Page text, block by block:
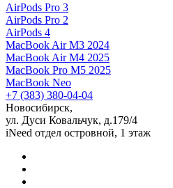
AirPods Pro 3
AirPods Pro 2
AirPods 4
MacBook Air M3 2024
MacBook Air M4 2025
MacBook Pro M5 2025
MacBook Neo
+7 (383) 380-04-04
Новосибирск,
ул. Дуси Ковальчук, д.179/4
iNeed отдел островной, 1 этаж